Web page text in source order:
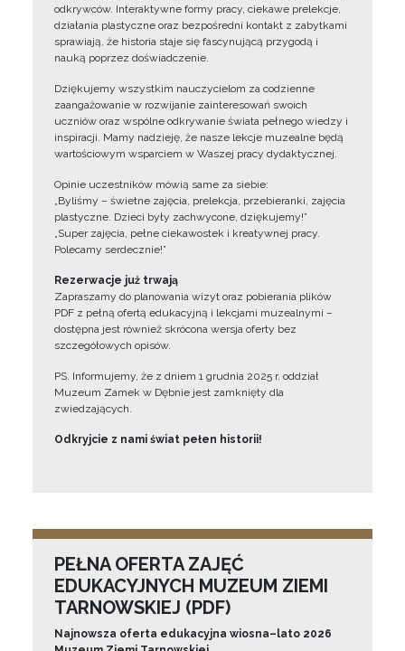
odkrywców. Interaktywne formy pracy, ciekawe prelekcje,
działania plastyczne oraz bezpośredni kontakt z zabytkami
sprawiają, że historia staje się fascynującą przygodą i
nauką poprzez doświadczenie.
Dziękujemy wszystkim nauczycielom za codzienne
zaangażowanie w rozwijanie zainteresowań swoich
uczniów oraz wspólne odkrywanie świata pełnego wiedzy i
inspiracji. Mamy nadzieję, że nasze lekcje muzealne będą
wartościowym wsparciem w Waszej pracy dydaktycznej.
Opinie uczestników mówią same za siebie:
„Byliśmy – świetne zajęcia, prelekcja, przebieranki, zajęcia
plastyczne. Dzieci były zachwycone, dziękujemy!”
„Super zajęcia, pełne ciekawostek i kreatywnej pracy.
Polecamy serdecznie!”
Rezerwacje już trwają
Zapraszamy do planowania wizyt oraz pobierania plików
PDF z pełną ofertą edukacyjną i lekcjami muzealnymi –
dostępna jest również skrócona wersja oferty bez
szczegółowych opisów.
PS. Informujemy, że z dniem 1 grudnia 2025 r. oddział
Muzeum Zamek w Dębnie jest zamknięty dla
zwiedzających.
Odkryjcie z nami świat pełen historii!
PEŁNA OFERTA ZAJĘĆ
EDUKACYJNYCH MUZEUM ZIEMI
TARNOWSKIEJ (PDF)
Najnowsza oferta edukacyjna wiosna–lato 2026